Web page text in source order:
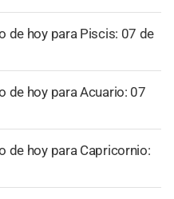
de hoy para Piscis: 07 de
de hoy para Acuario: 07
de hoy para Capricornio: